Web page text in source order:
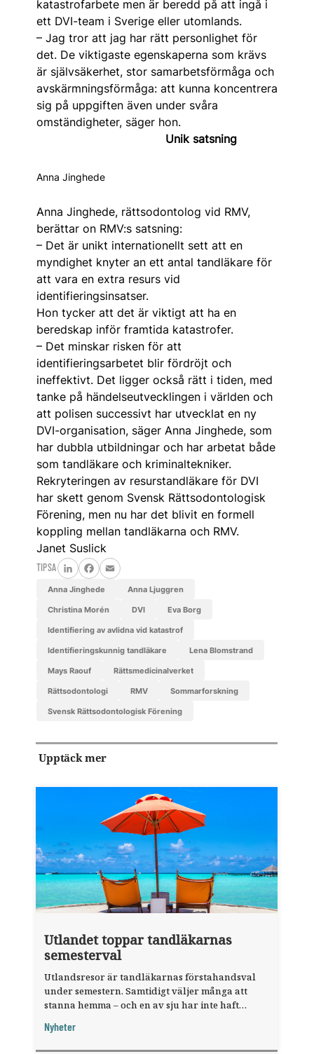
katastrofarbete men är beredd på att ingå i
ett DVI-team i Sverige eller utomlands.
– Jag tror att jag har rätt personlighet för
det. De viktigaste egenskaperna som krävs
är självsäkerhet, stor samarbetsförmåga och
avskärmningsförmåga: att kunna koncentrera
sig på uppgiften även under svåra
omständigheter, säger hon.
Anna Jinghede
Unik satsning
Anna Jinghede, rättsodontolog vid RMV,
berättar on RMV:s satsning:
– Det är unikt internationellt sett att en
myndighet knyter an ett antal tandläkare för
att vara en extra resurs vid
identifieringsinsatser.
Hon tycker att det är viktigt att ha en
beredskap inför framtida katastrofer.
– Det minskar risken för att
identifieringsarbetet blir fördröjt och
ineffektivt. Det ligger också rätt i tiden, med
tanke på händelseutvecklingen i världen och
att polisen successivt har utvecklat en ny
DVI-organisation, säger Anna Jinghede, som
har dubbla utbildningar och har arbetat både
som tandläkare och kriminaltekniker.
Rekryteringen av resurstandläkare för DVI
har skett genom Svensk Rättsodontologisk
Förening, men nu har det blivit en formell
koppling mellan tandläkarna och RMV.
Janet Suslick
TIPSA
LinkedInFacebook
Email
Anna Jinghede Anna Ljuggren
Christina Morén DVI Eva Borg
identifiering av avlidna vid katastrof
identifieringskunnig tandläkare Lena Blomstrand
Mays Raouf Rättsmedicinalverket
rättsodontologi RMV sommarforskning
Svensk Rättsodontologisk Förening
Upptäck mer
Utlandet toppar tandläkarnas
semesterval
Utlandsresor är tandläkarnas förstahandsval
under semestern. Samtidigt väljer många att
stanna hemma – och en av sju har inte haft
fråga".
Nyheter